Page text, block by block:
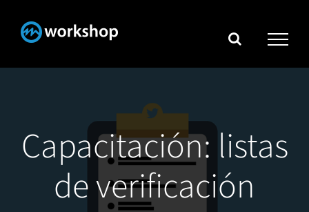
Capacitación: listas
de verificación